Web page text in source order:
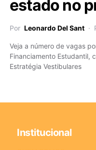
estado no
Por Leonardo Del Sant
Veja a número de vagas
Financiamento Estudantil,
Estratégia Vestibulares
Institucional